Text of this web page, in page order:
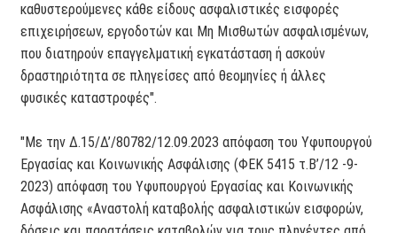
καθυστερούμενες κάθε είδους ασφαλιστικές εισφορές
επιχειρήσεων, εργοδοτών και Μη Μισθωτών ασφαλισμένων,
που διατηρούν επαγγελματική εγκατάσταση ή ασκούν
δραστηριότητα σε πληγείσες από θεομηνίες ή άλλες
φυσικές καταστροφές".
"Με την Δ.15/Δ’/80782/12.09.2023 απόφαση του Υφυπουργού
Εργασίας και Κοινωνικής Ασφάλισης (ΦΕΚ 5415 τ.Β’/12 -9-
2023) απόφαση του Υφυπουργού Εργασίας και Κοινωνικής
Ασφάλισης «Αναστολή καταβολής ασφαλιστικών εισφορών,